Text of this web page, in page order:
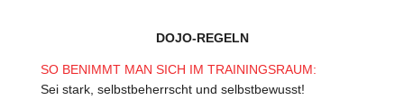
DOJO-REGELN
SO BENIMMT MAN SICH IM TRAININGSRAUM:
Sei stark, selbstbeherrscht und selbstbewusst!